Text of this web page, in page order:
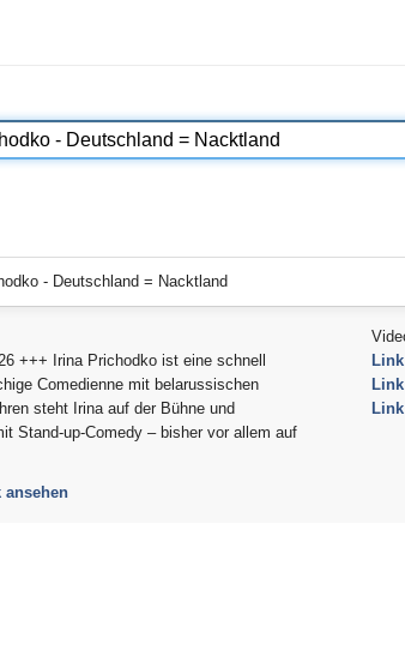
- Deutschland = Nacktland
+++ Irina Prichodko ist eine schnell
Comedienne mit belarussischen
steht Irina auf der Bühne und
Stand-up-Comedy – bisher vor allem auf
ansehen
Link
Link
Link